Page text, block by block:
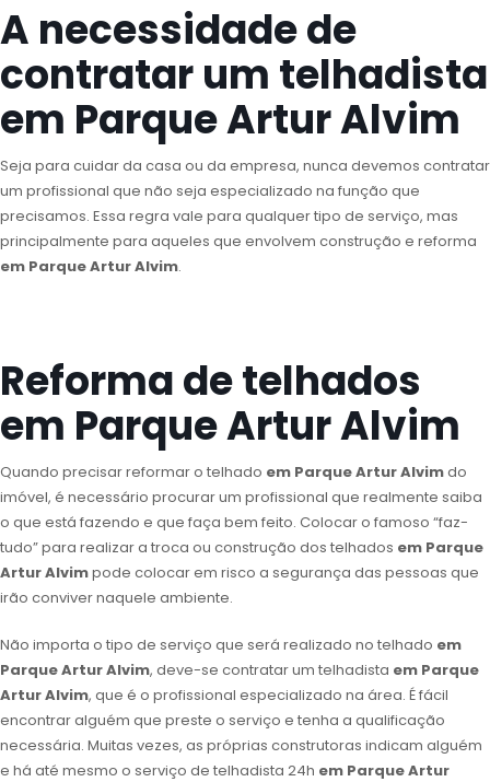
A necessidade de
contratar um telhadista
em Parque Artur Alvim
Seja para cuidar da casa ou da empresa, nunca devemos contratar
um profissional que não seja especializado na função que
precisamos. Essa regra vale para qualquer tipo de serviço, mas
principalmente para aqueles que envolvem construção e reforma
em Parque Artur Alvim.
Reforma de telhados
em Parque Artur Alvim
Quando precisar reformar o telhado em Parque Artur Alvimdo
imóvel, é necessário procurar um profissional que realmente saiba
o que está fazendo e que faça bem feito. Colocar o famoso “faz-
tudo” para realizar a troca ou construção dos telhados em Parque
Artur Alvimpode colocar em risco a segurança das pessoas que
irão conviver naquele ambiente.
Não importa o tipo de serviço que será realizado no telhado em
Parque Artur Alvim, deve-se contratar um telhadista em Parque
Artur Alvim, que é o profissional especializado na área. É fácil
encontrar alguém que preste o serviço e tenha a qualificação
necessária. Muitas vezes, as próprias construtoras indicam alguém
e há até mesmo o serviço de telhadista 24h em Parque Artur